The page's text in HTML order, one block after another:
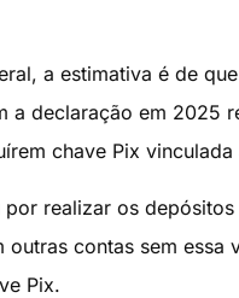
a estimativa é de
a declaração em 2025
chave Pix vinculada
realizar os
contas sem
Pix.